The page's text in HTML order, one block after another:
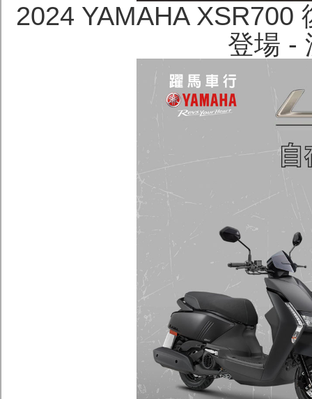
2024 YAMAHA XSR700
登場 -